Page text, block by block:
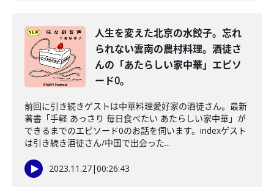
人生を変えた北京の水餃子。忘れ
られない雲南の農村料理。酒徒さ
んの「あたらしい家中華」エピソ
ード0。
前回に引き続きゲストは中華料理愛好家の酒徒さん。最新
著書「手軽 あっさり 毎日食べたい あたらしい家中華」が
できるまでのエピソード0のお話を伺います。indexゲスト
は引き続き酒徒さん/中国で出会った...
2023.11.27|00:26:43